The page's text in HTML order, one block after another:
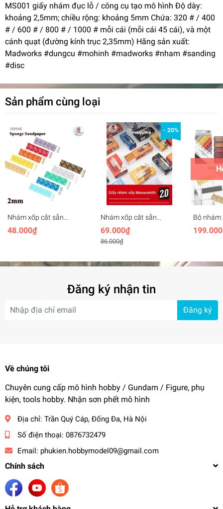
MS001 giấy nhám đục lỗ / công cụ tạo mô hình Độ dày:
khoảng 2,5mm; chiều rộng: khoảng 5mm Chứa: 320 # / 400
# / 600 # / 800 # / 1000 # mỗi cái (mỗi cái 45 cái), và một
cánh quạt (đường kính trục 2,35mm) Hãng sản xuất:
Madworks #dungcu #mohinh #madworks #nham #sanding
#disc
Sản phẩm cùng loại
Nhám xốp cắt sẵn
DSPIAE dày 2mm set
5pcs Sponge Sandpaper
48.000₫
- 20%
Nhám xốp cắt sẵn
Hobby Mio 2.0 set 10
miếng, #320-2000,
20*80mm dày 3mm
69.000₫
86.000₫
Bộ
sẵn kèm
Sponge
Đăng ký nhận tin
Đăng ký
Về chúng tôi
Chuyên cung cấp mô hình hobby / Gundam / Figure, phụ
kiện, tools hobby. Nhận sơn phết mô hình
Địa chỉ: Trần Quý Cáp, Đống Đa, Hà Nội
Số điện thoại: 0876732479
Email: phukien.hobbymodel09@gmail.com
Chính sách